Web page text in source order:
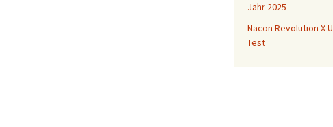
Jahr 2025
Nacon Revolution X
Test